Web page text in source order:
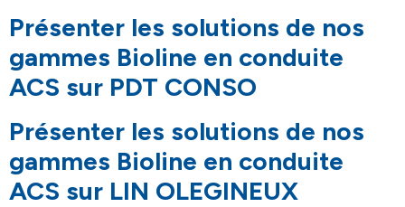
Présenter les solutions de nos
gammes Bioline en conduite
ACS sur PDT CONSO
Présenter les solutions de nos
gammes Bioline en conduite
ACS sur LIN OLEGINEUX